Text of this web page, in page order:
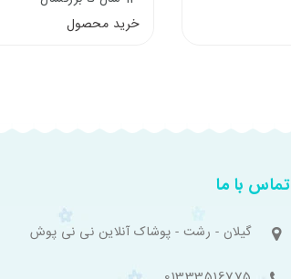
خرید محصول
تماس با ما
گیلان - رشت - پوشاک آنلاین نی نی پوش